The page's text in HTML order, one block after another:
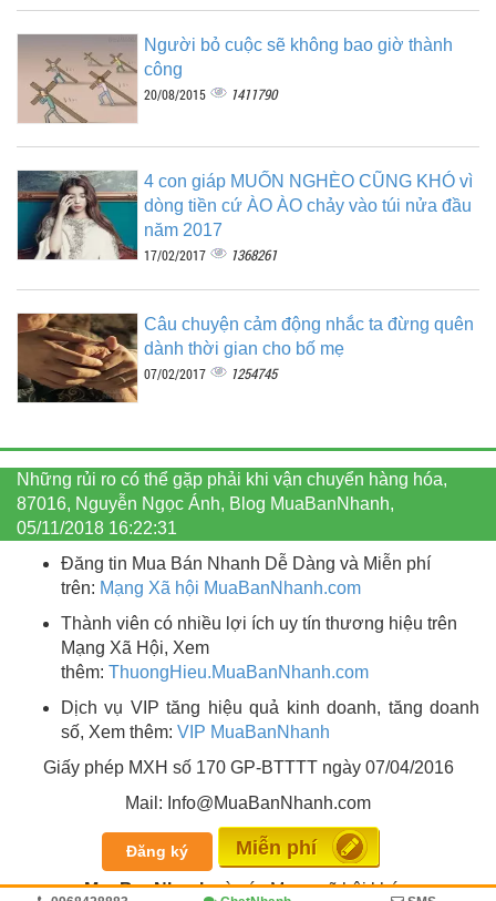
Người bỏ cuộc sẽ không bao giờ thành
công
20/08/2015 1411790
4 con giáp MUỐN NGHÈO CŨNG KHÓ vì
dòng tiền cứ ÀO ÀO chảy vào túi nửa đầu
năm 2017
17/02/2017 1368261
Câu chuyện cảm động nhắc ta đừng quên
dành thời gian cho bố mẹ
07/02/2017 1254745
Những rủi ro có thể gặp phải khi vận chuyển hàng hóa,
87016, Nguyễn Ngọc Ánh, Blog MuaBanNhanh,
05/11/2018 16:22:31
Đăng tin Mua Bán Nhanh Dễ Dàng và Miễn phí
trên: Mạng Xã hội MuaBanNhanh.com
Thành viên có nhiều lợi ích uy tín thương hiệu trên
Mạng Xã Hội, Xem
thêm: ThuongHieu.MuaBanNhanh.com
Dịch vụ VIP tăng hiệu quả kinh doanh, tăng doanh
số, Xem thêm: VIP MuaBanNhanh
Giấy phép MXH số 170 GP-BTTTT ngày 07/04/2016
Mail: Info@MuaBanNhanh.com
Đăng ký Miễn phí
MuaBanNhanhvà các Mạng xã hội khác: